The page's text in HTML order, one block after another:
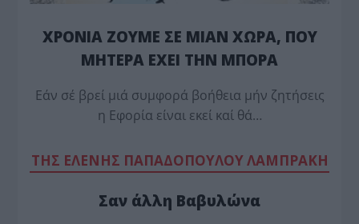
ΧΡΟΝΙΑ ΖΟΥΜΕ ΣΕ ΜΙΑΝ ΧΩΡΑ, ΠΟΥ
ΜΗΤΕΡΑ ΕΧΕΙ ΤΗΝ ΜΠΟΡΑ
Εάν σέ βρεί μιά συμφορά βοήθεια μήν ζητήσεις
η Εφορία είναι εκεί καί θά…
TΗΣ ΕΛΕΝΗΣ ΠΑΠΑΔΟΠΟΥΛΟΥ ΛΑΜΠΡΑΚΗ
Σαν άλλη Βαβυλώνα